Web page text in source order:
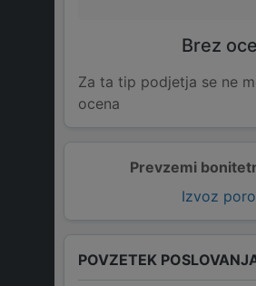
Prevzemi
Izvoz
Brez
Za ta tip podjetja se ne
ocena
POVZETEK